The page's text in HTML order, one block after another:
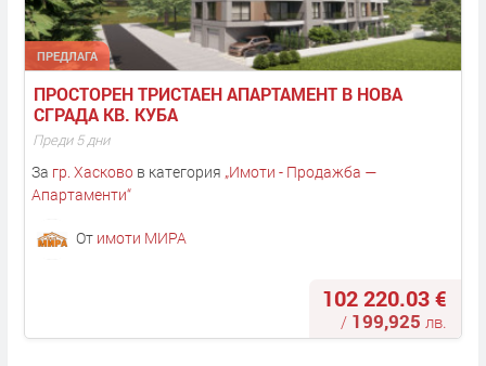
ПРЕДЛАГА
ПРОСТОРЕН ТРИСТАЕН АПАРТАМЕНТ В НОВА
СГРАДА КВ. КУБА
Преди 5 дни
За гр. Хасковов категория „Имоти - Продажба —
Апартаменти“
От имоти МИРА
102 220.03 €
/ 199,925 лв.